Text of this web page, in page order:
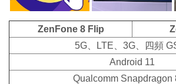
ZenFone 8 Flip
5G、LTE、3G、四頻
Android 11
Qualcomm Snapdragon